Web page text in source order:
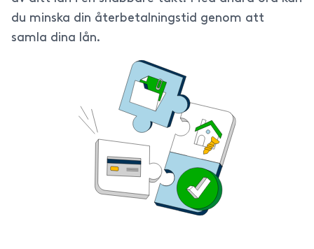
du minska din återbetalningstid genom att
samla dina lån.